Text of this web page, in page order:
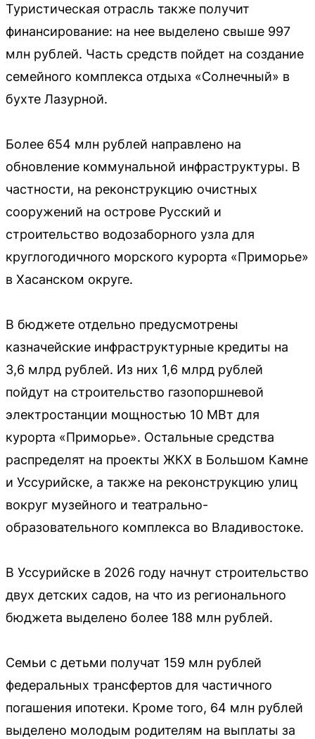
Туристическая отрасль также получит
финансирование: на нее выделено свыше 997
млн рублей. Часть средств пойдет на создание
семейного комплекса отдыха «Солнечный» в
бухте Лазурной.
Более 654 млн рублей направлено на
обновление коммунальной инфраструктуры. В
частности, на реконструкцию очистных
сооружений на острове Русский и
строительство водозаборного узла для
круглогодичного морского курорта «Приморье»
в Хасанском округе.
В бюджете отдельно предусмотрены
казначейские инфраструктурные кредиты на
3,6 млрд рублей. Из них 1,6 млрд рублей
пойдут на строительство газопоршневой
электростанции мощностью 10 МВт для
курорта «Приморье». Остальные средства
распределят на проекты ЖКХ в Большом Камне
и Уссурийске, а также на реконструкцию улиц
вокруг музейного и театрально-
образовательного комплекса во Владивостоке.
В Уссурийске в 2026 году начнут строительство
двух детских садов, на что из регионального
бюджета выделено более 188 млн рублей.
Семьи с детьми получат 159 млн рублей
федеральных трансфертов для частичного
погашения ипотеки. Кроме того, 64 млн рублей
выделено молодым родителям на выплаты за